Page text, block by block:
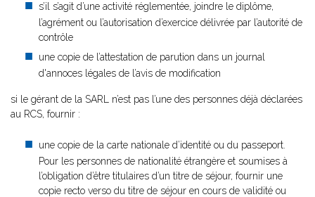
s’il s’agit d’une activité réglementée, joindre le diplôme,
l’agrément ou l’autorisation d’exercice délivrée par l’autorité de
contrôle
une copie de l’attestation de parution dans un journal
d'annoces légales de l’avis de modification
si le gérant de la SARL n’est pas l’une des personnes déjà déclarées
au RCS, fournir :
une copie de la carte nationale d’identité ou du passeport.
Pour les personnes de nationalité étrangère et soumises à
l’obligation d’être titulaires d’un titre de séjour, fournir une
copie recto verso du titre de séjour en cours de validité ou